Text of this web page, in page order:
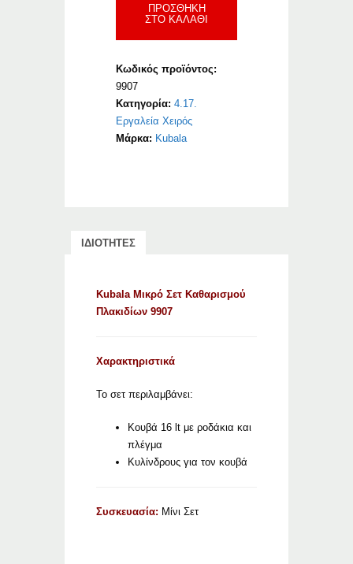
Καθαρισμού
Πλακιδίων
9907
ΠΡΟΣΘΉΚΗ
ΣΤΟ ΚΑΛΆΘΙ
Κωδικός προϊόντος:
9907
Κατηγορία:4.17.
Εργαλεία Χειρός
Μάρκα: Kubala
ΙΔΙΟΤΗΤΕΣ
Kubala Μικρό Σετ Καθαρισμού
Πλακιδίων 9907
Χαρακτηριστικά
Το σετ περιλαμβάνει:
Κουβά 16 lt με ροδάκια και
πλέγμα
Κυλίνδρους για τον κουβά
Συσκευασία: Μίνι Σετ